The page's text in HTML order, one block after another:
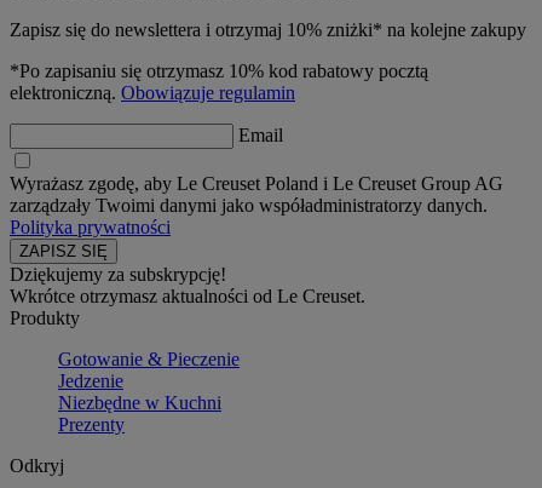
Zapisz się do newslettera i otrzymaj 10% zniżki* na kolejne zakupy
*Po zapisaniu się otrzymasz 10% kod rabatowy pocztą
elektroniczną. Obowiązuje regulamin
Email
Wyrażasz zgodę, aby Le Creuset Poland i Le Creuset Group AG
zarządzały Twoimi danymi jako współadministratorzy danych.
Polityka prywatności
Dziękujemy za subskrypcję!
Wkrótce otrzymasz aktualności od Le Creuset.
Produkty
Gotowanie & Pieczenie
Jedzenie
Niezbędne w Kuchni
Prezenty
Odkryj